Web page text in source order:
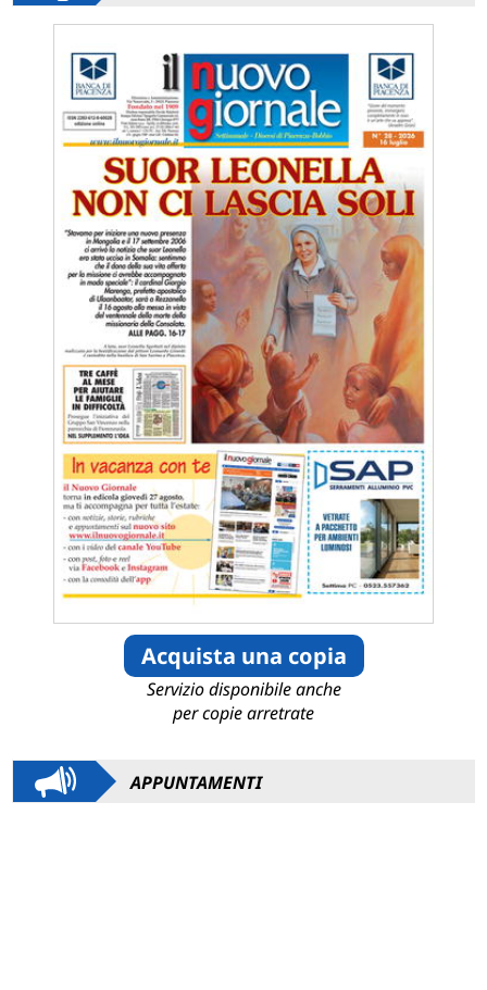
Acquista una copia
Servizio disponibile anche
per copie arretrate
APPUNTAMENTI